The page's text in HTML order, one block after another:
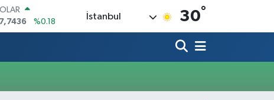
%0.18
%0.03
İstanbul 30°